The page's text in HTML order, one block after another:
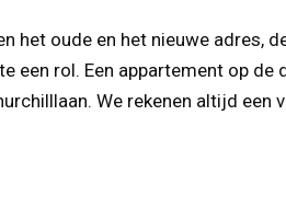
het oude en het nieuwe adres,
een rol. Een appartement op de
We rekenen altijd een